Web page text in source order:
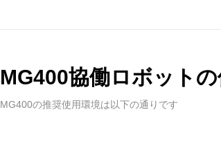
MG400協働ロボット
MG400の推奨使用環境は以下の通りです